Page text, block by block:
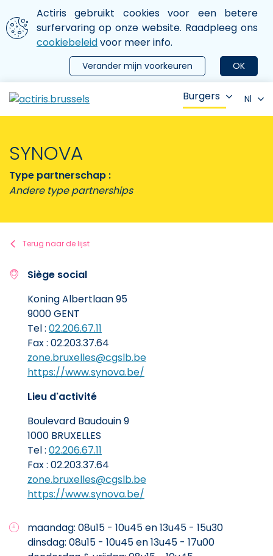
Aller au contenu principal
We gebruiken cookies
Actiris gebruikt cookies voor een betere
surfervaring op onze website. Raadpleeg ons
cookiebeleidvoor meer info.
OK
Verander mijn voorkeuren
le menu
Burgers Nl
SYNOVA
Type partnerschap :
Andere type partnerships
Terug naar de lijst
Siège social
Koning Albertlaan 95
9000 GENT
Tel : 02.206.67.11
Fax : 02.203.37.64
zone.bruxelles@cgslb.be
https://www.synova.be/
Lieu d'activité
Boulevard Baudouin 9
1000 BRUXELLES
Tel : 02.206.67.11
Fax : 02.203.37.64
zone.bruxelles@cgslb.be
https://www.synova.be/
maandag: 08u15 - 10u45 en 13u45 - 15u30
dinsdag: 08u15 - 10u45 en 13u45 - 17u00